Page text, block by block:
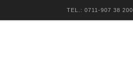
TEL.: 0711-907 38 200